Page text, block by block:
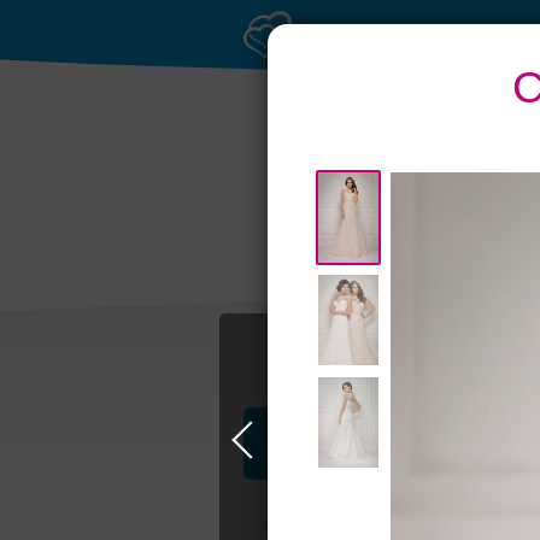
торжество в центре